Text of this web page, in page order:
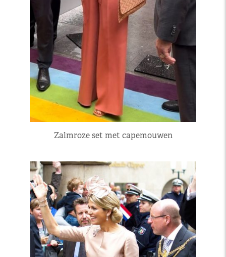
Zalmroze set met capemouwen